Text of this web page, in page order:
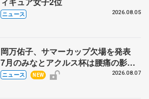
ニュース 2026.08.05
岡万佑子、サマーカップ欠場を発表
7月のみなとアクルス杯は腰痛の影響
で
ニュース NEW 2026.08.07